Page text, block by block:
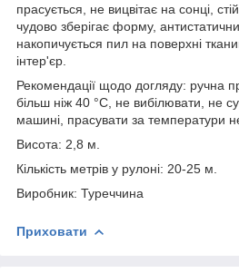
прасується, не вицвітає на сонці,
чудово зберігає форму,
накопичується пил на поверхні
інтер'єр.
Рекомендації щодо догляду: ручна
більш ніж 40 °C, не вибілювати, не
машині, прасувати за температури
Висота: 2,8 м.
Кількість метрів у рулоні: 20-25 м.
Виробник: Туреччина
Приховати